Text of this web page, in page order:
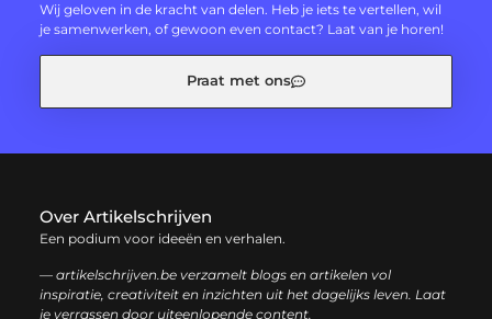
Wij geloven in de kracht van delen. Heb je iets te vertellen, wil
je samenwerken, of gewoon even contact? Laat van je horen!
Praat met ons
Over Artikelschrijven
Een podium voor ideeën en verhalen.
— artikelschrijven.be verzamelt blogs en artikelen vol
inspiratie, creativiteit en inzichten uit het dagelijks leven. Laat
je verrassen door uiteenlopende content.